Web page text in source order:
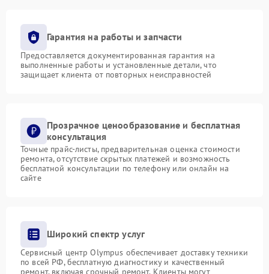
Гарантия на работы и запчасти
Предоставляется документированная гарантия на
выполненные работы и установленные детали, что
защищает клиента от повторных неисправностей
Прозрачное ценообразование и бесплатная
консультация
Точные прайс-листы, предварительная оценка стоимости
ремонта, отсутствие скрытых платежей и возможность
бесплатной консультации по телефону или онлайн на
сайте
Широкий спектр услуг
Сервисный центр Olympus обеспечивает доставку техники
по всей РФ, бесплатную диагностику и качественный
ремонт, включая срочный ремонт. Клиенты могут